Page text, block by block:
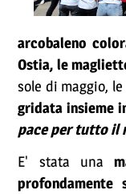
arcobaleno
Ostia, le
sole di maggio, le
gridata insieme
pace per tutto il
E' stata una
profondamente